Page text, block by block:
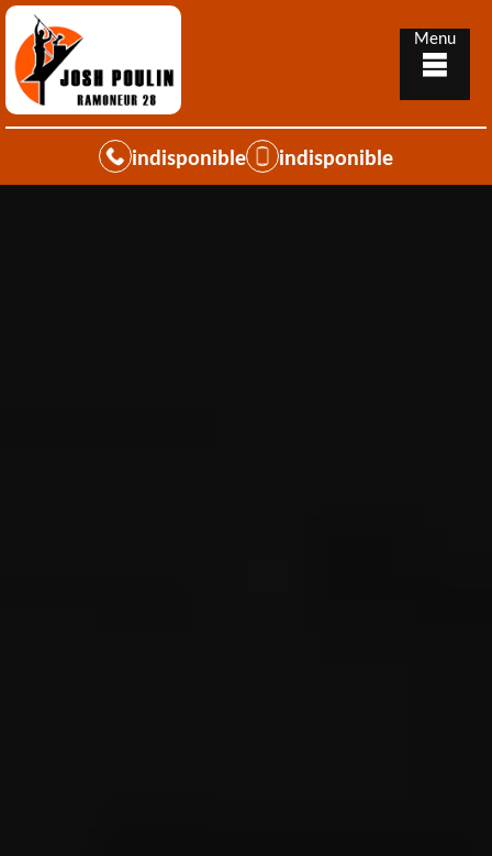
indisponible indisponible
Menu